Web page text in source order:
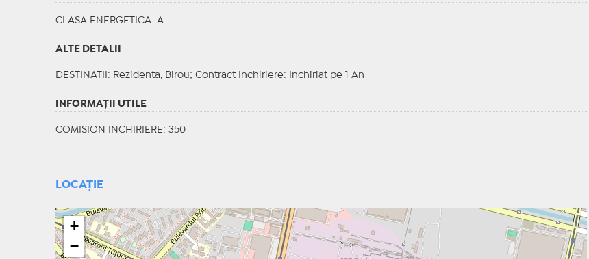
CLASA ENERGETICA: A
ALTE DETALII
DESTINATII : Rezidenta, Birou; Contract Inchiriere: Inchiriat pe 1 An
INFORMAŢII UTILE
COMISION INCHIRIERE: 350
LOCAȚIE
+
−